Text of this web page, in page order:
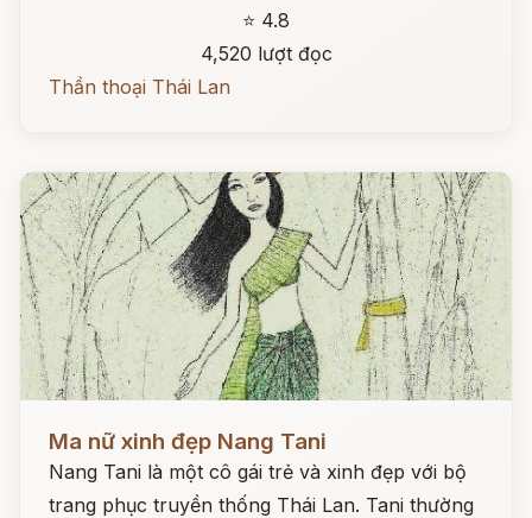
⭐ 4.8
4,520 lượt đọc
Thần thoại Thái Lan
Ma nữ xinh đẹp Nang Tani
Nang Tani là một cô gái trẻ và xinh đẹp với bộ
trang phục truyền thống Thái Lan. Tani thường